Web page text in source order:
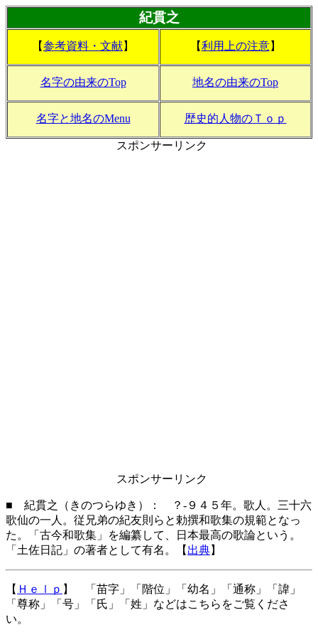
紀貫之
【参考資料・文献】 【利用上の注意】
名字の由来のTop 地名の由来のTop
名字と地名のMenu 歴史的人物のＴｏｐ
スポンサーリンク
スポンサーリンク
■ 紀貫之（きのつらゆき）： ？-９４５年。歌人。三十六
歌仙の一人。従兄弟の紀友則らと勅撰和歌集の規範となっ
た。「古今和歌集」を編纂して、日本最高の歌論という。
「土佐日記」の著者として有名。【 出典】
【 Ｈｅｌｐ 】 「苗字」「階位」「幼名」「通称」「諱」
「尊称」「号」「氏」「姓」などはこちらをご覧くださ
い。